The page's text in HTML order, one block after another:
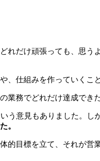
れだけ頑張っても、思
、仕組みを作っていくこ
務でどれだけ達成でき
う意見もありました。し
。
目標を立て、それが